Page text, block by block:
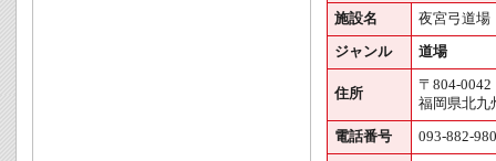
施設名 夜宮弓道場
ジャンル 道場
住所
〒804-0042
福岡県北九
電話番号 093-882-